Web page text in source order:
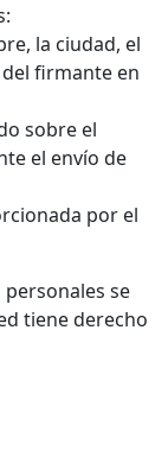
la ciudad, el
firmante en
sobre el
el envío de
por el
se
tiene derecho